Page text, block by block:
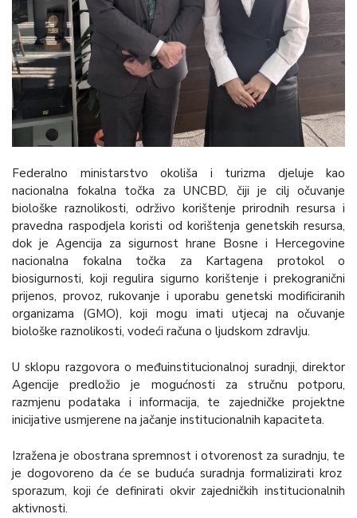
Federalno ministarstvo okoliša i turizma djeluje kao
nacionalna fokalna točka za UNCBD, čiji je cilj očuvanje
biološke raznolikosti, održivo korištenje prirodnih resursa i
pravedna raspodjela koristi od korištenja genetskih resursa,
dok je Agencija za sigurnost hrane Bosne i Hercegovine
nacionalna fokalna točka za Kartagena protokol o
biosigurnosti, koji regulira sigurno korištenje i prekogranični
prijenos, provoz, rukovanje i uporabu genetski modificiranih
organizama (GMO), koji mogu imati utjecaj na očuvanje
biološke raznolikosti, vodeći računa o ljudskom zdravlju.
U sklopu razgovora o međuinstitucionalnoj suradnji, direktor
Agencije predložio je mogućnosti za stručnu potporu,
razmjenu podataka i informacija, te zajedničke projektne
inicijative usmjerene na jačanje institucionalnih kapaciteta.
Izražena je obostrana spremnost i otvorenost za suradnju, te
je dogovoreno da će se buduća suradnja formalizirati kroz
sporazum, koji će definirati okvir zajedničkih institucionalnih
aktivnosti.